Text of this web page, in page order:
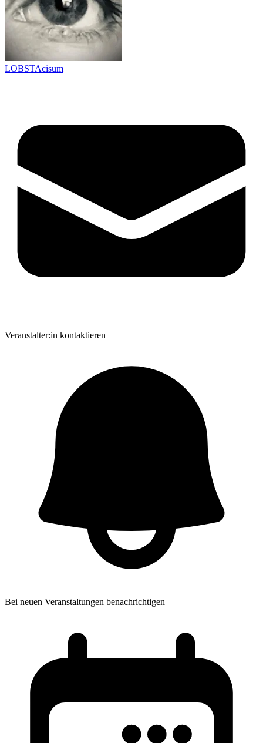
LOBSTAcisum
Veranstalter:in kontaktieren
Bei neuen Veranstaltungen benachrichtigen